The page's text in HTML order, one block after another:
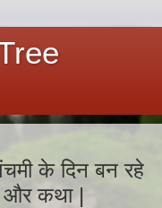
के दिन बन रहे
और कथा |